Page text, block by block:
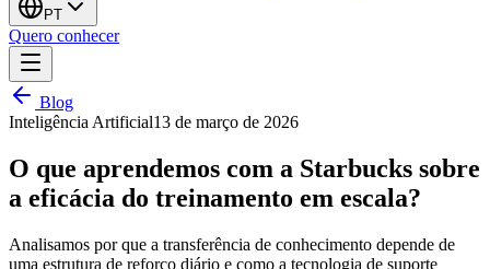
PT
Quero conhecer
Blog
Inteligência Artificial13 de março de 2026
O que aprendemos com a Starbucks sobre
a eficácia do treinamento em escala?
Analisamos por que a transferência de conhecimento depende de
uma estrutura de reforço diário e como a tecnologia de suporte